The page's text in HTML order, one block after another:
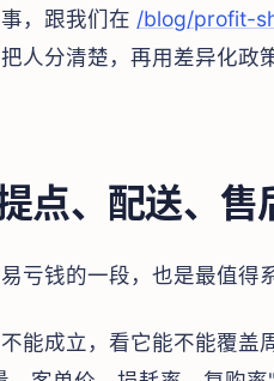
，跟我们在 /blog/profit-
分清楚，再用差异化政
点、配送、售
亏钱的一段，也是最值得
能成立，看它能不能覆